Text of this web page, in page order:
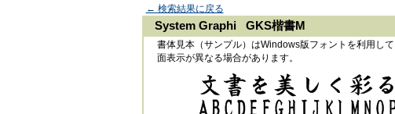
← 検索結果に戻る
System Graphi GKS楷書M
書体見本（サンプル）はWindows版フォントを利用し
面表示が異なる場合があります。